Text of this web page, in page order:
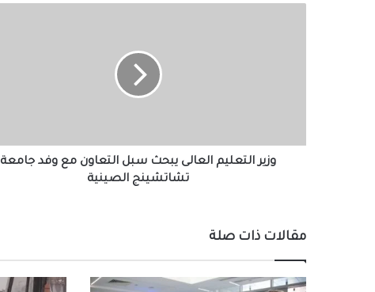
جامعة
تشاتشينجوزير التعليم العالى يبحث سبل التعاون مع وفد جامعة
تشاتشينج الصينية
مقالات ذات صلة